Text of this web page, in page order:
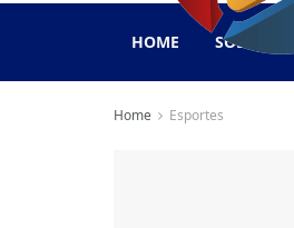
HOME SOBRE NÓS
Home Esportes